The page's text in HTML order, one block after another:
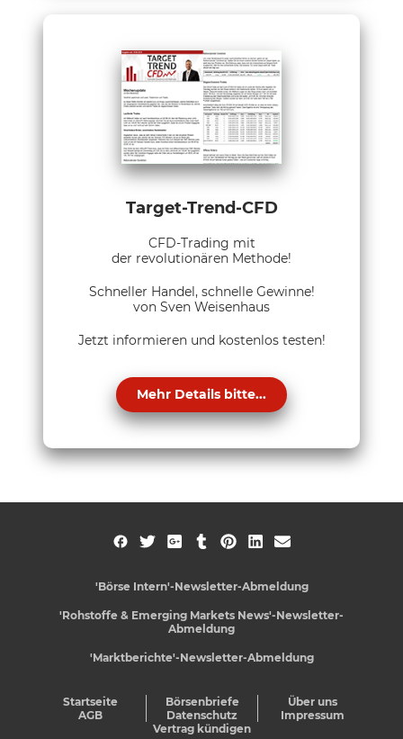
Target-Trend-CFD
CFD-Trading mit
der revolutionären Methode!
Schneller Handel, schnelle Gewinne!
von Sven Weisenhaus
Jetzt informieren und kostenlos testen!
Mehr Details bitte...
'Börse Intern'-Newsletter-Abmeldung
'Rohstoffe & Emerging Markets News'-Newsletter-
Abmeldung
'Marktberichte'-Newsletter-Abmeldung
Startseite Börsenbriefe
Über uns
AGB
Datenschutz
Impressum
Vertrag kündigen